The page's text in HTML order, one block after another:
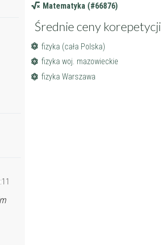
Matematyka (#66876)
Średnie ceny korepetycji
fizyka (cała Polska)
fizyka woj. mazowieckie
fizyka Warszawa